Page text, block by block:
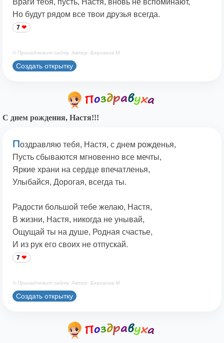
Враги тебя, пусть, Настя, вновь не вспоминают,
Но будут рядом все твои друзья всегда.
7
© Принадлежит сайту. Автор: Берсанов М.
Создать открытку
С днем рождения, Настя!!!
Поздравляю тебя, Настя, с днем рожденья,
Пусть сбываются мгновенно все мечты,
Яркие храни на сердце впечатленья,
Улыбайся, Дорогая, всегда ты.
Радости большой тебе желаю, Настя,
В жизни, Настя, никогда не унывай,
Ощущай ты на душе, Родная счастье,
И из рук его своих не отпускай.
7
© Принадлежит сайту. Автор: Берсанов М.
Создать открытку